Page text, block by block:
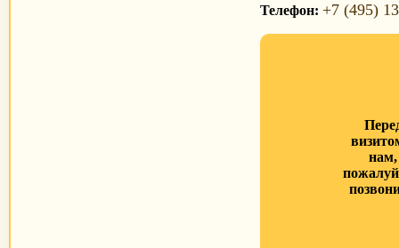
Телефон: +7 (495)
нам,